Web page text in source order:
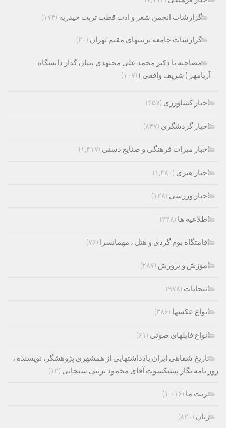
گزارشات انجمن شعر و ادب قطب تربت حیدریه (۱۷۴)
گزارشات جامعه تربتیهای مقیم تهران (۲۰)
مصاحبه با دکتر محمد علی مجتهدی بنیان گذار دانشگاه
آریامهر ( شریف واقفی ) (۱۰۷)
اخبار کشاورزی (۴۵۷)
اخبار گردشگری (۸۳۷)
اخبار میراث فرهنگی و صنایع دستی (۱,۴۱۷)
اخبار هنری (۱,۴۸۰)
اخبار ورزشی (۱۲۸)
اطلاعیه ها (۳۴۸)
اقامتگاه بوم گردی و هتل ، مهمانسرا (۷۶)
اموزش و پرورش (۲۸۷)
انتخابات (۹۷۸)
انواع عکسها (۳۸۶)
انواع فایلهای صوتی (۶۱)
تاریخ شفاهی ایران یادداشتهایی از همشهری پژوهشگر، نویسنده ،
روز نامه نگار پیشکسوت آقای محمود تربتی سنجابی (۱۲)
تربت ما (۱,۰۱۶)
زنان (۸۲۰)